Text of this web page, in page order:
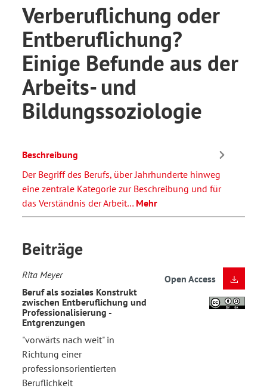
Verberuflichung oder
Entberuflichung?
Einige Befunde aus der
Arbeits- und
Bildungssoziologie
Beschreibung
Der Begriff des Berufs, über Jahrhunderte hinweg
eine zentrale Kategorie zur Beschreibung und für
das Verständnis der Arbeit… Mehr
Beiträge
Rita Meyer
Beruf als soziales Konstrukt
zwischen Entberuflichung und
Professionalisierung -
Entgrenzungen
"vorwärts nach weit" in
Richtung einer
professionsorientierten
Beruflichkeit
Open Access